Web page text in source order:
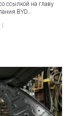
ссылкой на главу
BYD…